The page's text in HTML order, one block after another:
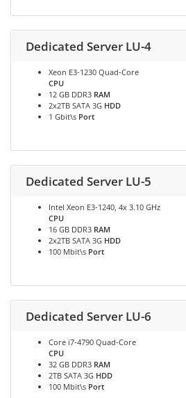
Dedicated Server LU-4
Xeon E3-1230 Quad-Core
CPU
12 GB DDR3 RAM
2x2TB SATA 3G HDD
1 Gbit\s Port
Dedicated Server LU-5
Intel Xeon E3-1240, 4x 3.10 GHz
CPU
16 GB DDR3 RAM
2x2TB SATA 3G HDD
100 Mbit\s Port
Dedicated Server LU-6
Core i7-4790 Quad-Core
CPU
32 GB DDR3 RAM
2TB SATA 3G HDD
100 Mbit\s Port